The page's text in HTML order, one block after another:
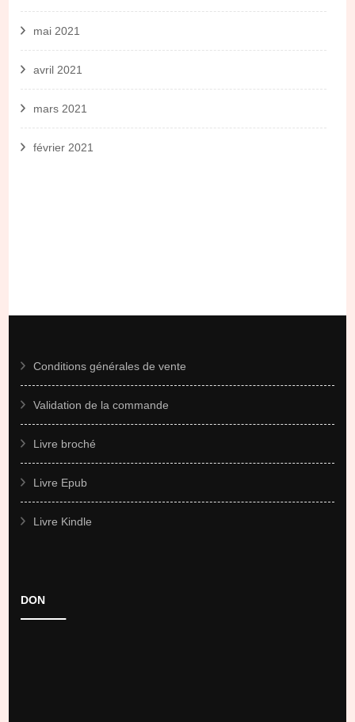
mai 2021
avril 2021
mars 2021
février 2021
Conditions générales de vente
Validation de la commande
Livre broché
Livre Epub
Livre Kindle
DON